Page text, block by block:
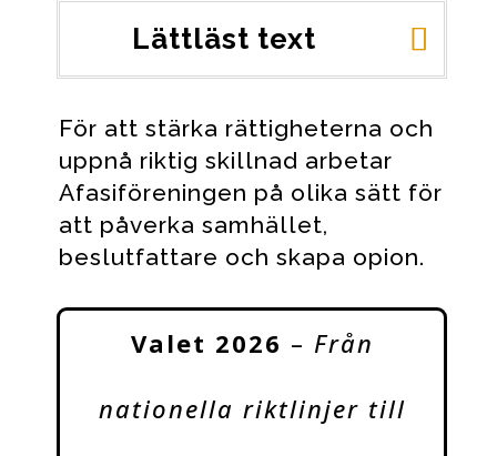
Lättläst text
För att stärka rättigheterna och
uppnå riktig skillnad arbetar
Afasiföreningen på olika sätt för
att påverka samhället,
beslutfattare och skapa opion.
Valet 2026 – Från
nationella riktlinjer till